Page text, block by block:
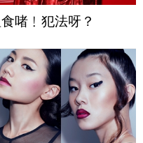
啫﹗犯法呀？